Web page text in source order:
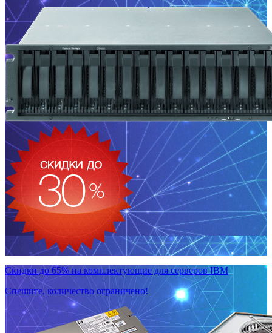
Скидки до 65% на комплектующие для серверов IBM
Спешите, количество ограничено!